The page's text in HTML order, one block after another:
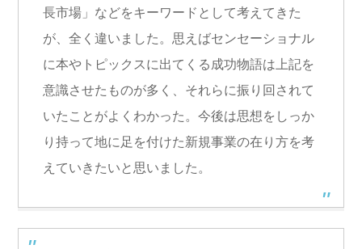
長市場」などをキーワードとして考えてきた
が、全く違いました。思えばセンセーショナル
に本やトピックスに出てくる成功物語は上記を
意識させたものが多く、それらに振り回されて
いたことがよくわかった。今後は思想をしっか
り持って地に足を付けた新規事業の在り方を考
えていきたいと思いました。